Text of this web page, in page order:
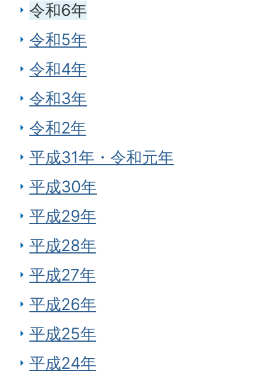
令和6年
令和5年
令和4年
令和3年
令和2年
平成31年・令和元年
平成30年
平成29年
平成28年
平成27年
平成26年
平成25年
平成24年